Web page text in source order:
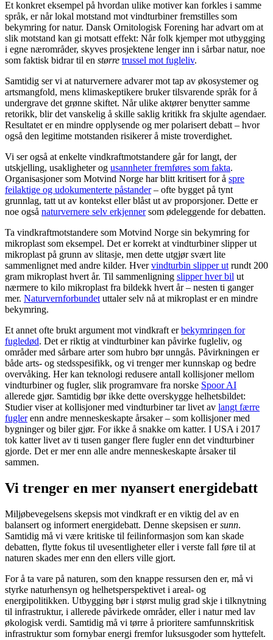
Et konkret eksempel på hvordan ulike motiver kan forkles i samme
språk, er når lokal motstand mot vindturbiner fremstilles som
bekymring for natur. Dansk Ornitologisk Forening har advart om at
slik motstand kan gi motsatt effekt: Når folk kjemper mot utbygging
i egne nærområder, skyves prosjektene lenger inn i sårbar natur, noe
som faktisk bidrar til en større trussel mot fugleliv.
Samtidig ser vi at naturvernere advarer mot tap av økosystemer og
artsmangfold, mens klimaskeptikere bruker tilsvarende språk for å
undergrave det grønne skiftet. Når ulike aktører benytter samme
retorikk, blir det vanskelig å skille saklig kritikk fra skjulte agendaer.
Resultatet er en mindre opplysende og mer polarisert debatt – hvor
også den legitime motstanden risikerer å miste troverdighet.
Vi ser også at enkelte vindkraftmotstandere går for langt, der
utskjelling, usakligheter og usannheter fremføres som fakta.
Organisasjoner som Motvind Norge har blitt kritisert for å spre
feilaktige og udokumenterte påstander– ofte bygget på tynt
grunnlag, tatt ut av kontekst eller blåst ut av proporsjoner. Dette er
noe også naturvernere selv erkjennersom ødeleggende for debatten.
Ta vindkraftmotstandere som Motvind Norge sin bekymring for
mikroplast som eksempel. Det er korrekt at vindturbiner slipper ut
mikroplast på grunn av slitasje, men dette utgjør svært lite
sammenlignet med andre kilder. Hvervindturbin slipper utrundt 200
gram mikroplast hvert år. Til sammenligning slipper hver bil ut
nærmere to kilo mikroplast fra bildekk hvert år – nesten ti ganger
mer. Naturvernforbundetuttaler selv nå at mikroplast er en mindre
bekymring.
Et annet ofte brukt argument mot vindkraft erbekymringen for
fugledød. Det er riktig at vindturbiner kan påvirke fugleliv, og
områder med sårbare arter som hubro bør unngås. Påvirkningen er
både arts- og stedsspesifikk, og vi trenger mer kunnskap og bedre
overvåking. Her kan teknologi redusere antall kollisjoner mellom
vindturbiner og fugler, slik programvare fra norske Spoor AI
allerede gjør. Samtidig bør ikke dette overskygge helhetsbildet:
Studier viser at kollisjoner med vindturbiner tar livet av langt færre
fuglerenn andre menneskeskapte årsaker – som kollisjoner med
bygninger og biler gjør. For ikke å snakke om katter. I USA i 2017
tok katter livet av ti tusen ganger flere fugler enn det vindturbiner
gjorde. Det er mer enn alle andre menneskeskapte årsaker til
sammen.
Vi trenger en mer nyansert energidebatt
Miljøbevegelsens skepsis mot vindkraft er en viktig del av en
balansert og informert energidebatt. Denne skepsisen ersunn.
Samtidig må vi være kritiske til feilinformasjon som kan skade
debatten, flytte fokus til uvesentligheter eller i verste fall føre til at
naturen skades mer enn den ellers ville gjort.
For å ta vare på naturen, som den knappe ressursen den er, må vi
styrke naturhensyn og helhetsperspektivet i areal- og
energipolitikken. Utbygging bør i størst mulig grad skje i tilknytning
til infrastruktur, i allerede påvirkede områder, eller i natur med lav
økologisk verdi. Samtidig må vi tørre å prioritere samfunnskritisk
infrastruktur som fornybar energi fremfor luksusgoder som hyttefelt.